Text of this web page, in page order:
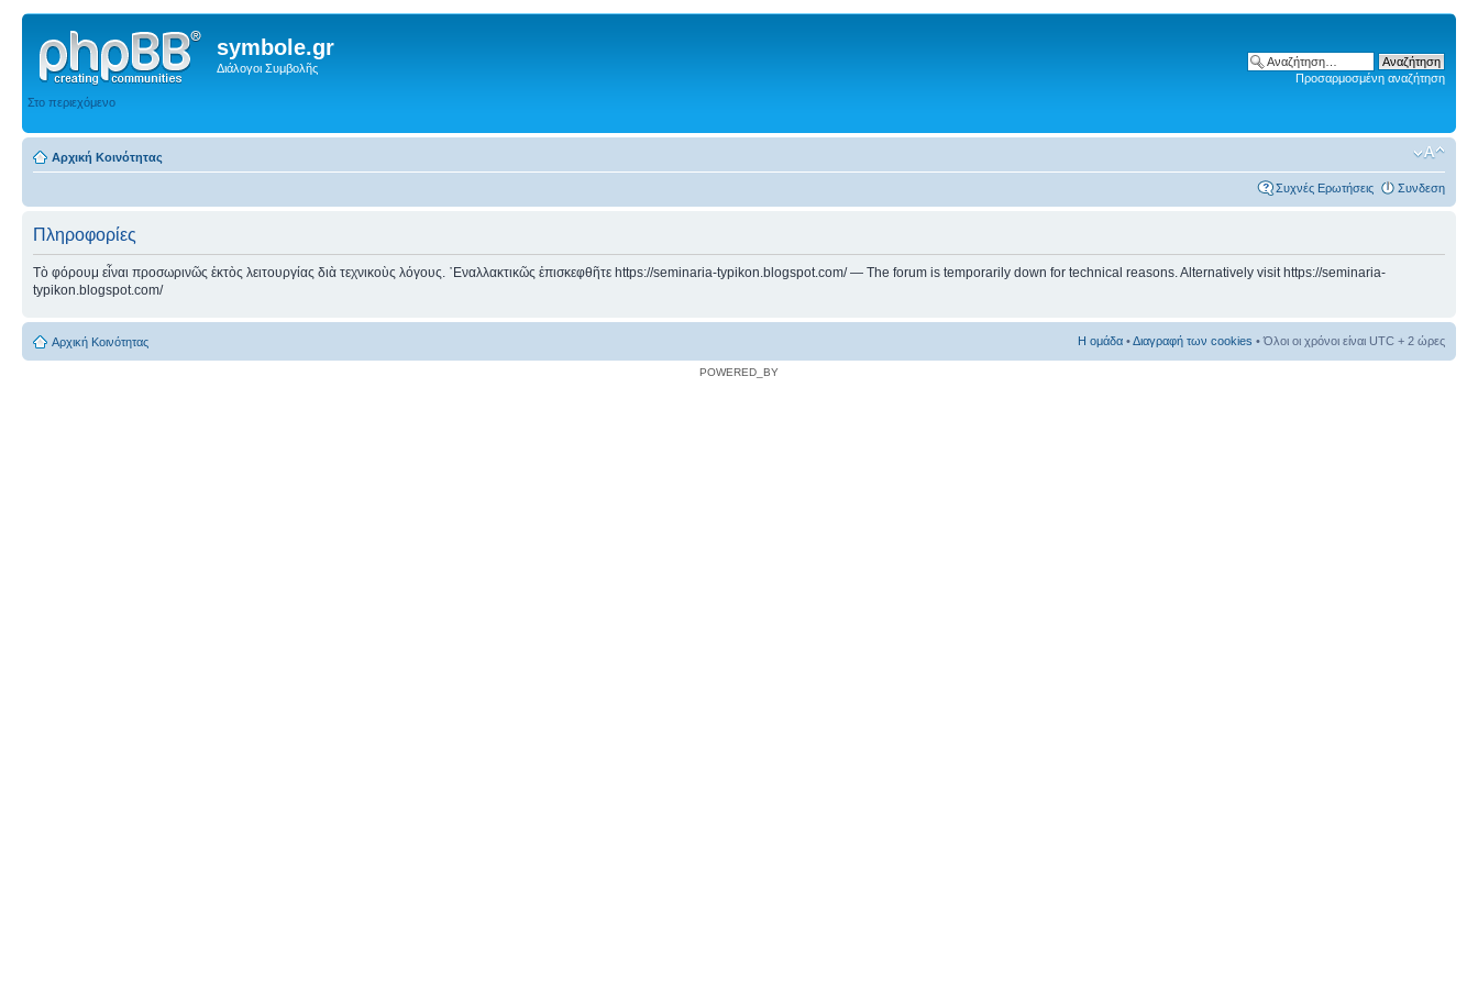
symbole.gr
Διάλογοι Συμβολῆς
Στο περιεχόμενο
Προσαρμοσμένη αναζήτηση
Αρχική Κοινότητας
Συχνές Ερωτήσεις Συνδεση
Πληροφορίες
Τὸ φόρουμ εἶναι προσωρινῶς ἐκτὸς λειτουργίας διὰ τεχνικοὺς λόγους. ᾿Εναλλακτικῶς ἐπισκεφθῆτε https://seminaria-typikon.blogspot.com/ — The forum is temporarily down for technical reasons. Alternatively visit https://seminaria-
typikon.blogspot.com/
Αρχική Κοινότητας Η ομάδα •Διαγραφή των cookies • Όλοι οι χρόνοι είναι UTC + 2 ώρες
POWERED_BY